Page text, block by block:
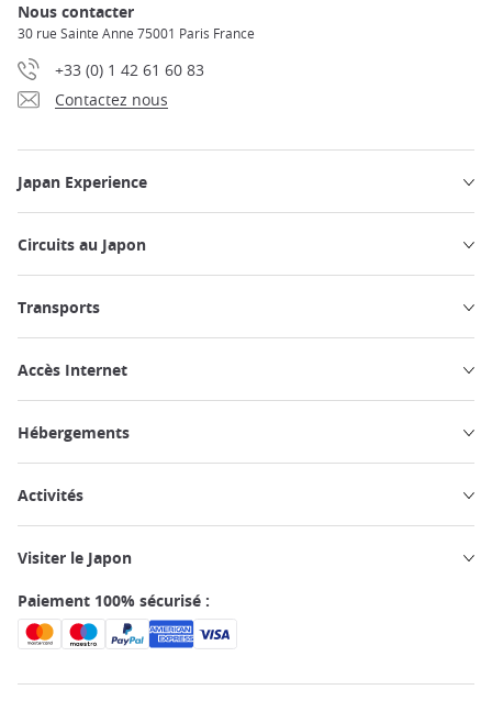
Nous contacter
30 rue Sainte Anne 75001 Paris France
+33 (0) 1 42 61 60 83
Contactez nous
Japan Experience
Circuits au Japon
Transports
Accès Internet
Hébergements
Activités
Visiter le Japon
Paiement 100% sécurisé :